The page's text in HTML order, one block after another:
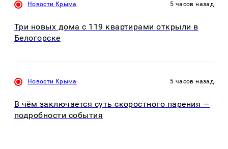
Новости Крыма 5 часов назад
Три новых дома с 119 квартирами открыли в
Белогорске
Новости Крыма 5 часов назад
В чём заключается суть скоростного парения —
подробности события